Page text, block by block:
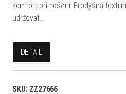
komfort při nošení. Prodyšná
udržovat…
DETAIL
SKU: ZZ27666